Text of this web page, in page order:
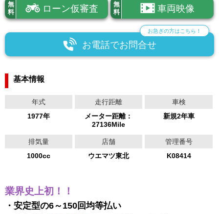
無
料
ローン仮審査
無
料
車両映像
お電話でお問合せ
お急ぎの方はこちら！
基本情報
年式
1977年
走行距離
メーター距離：
27136Mile
車検
新規2年車
排気量
1000cc
店舗
ウエマツ東北
管理番号
K08414
業界史上初！！
・安定型の6～150回均等払い